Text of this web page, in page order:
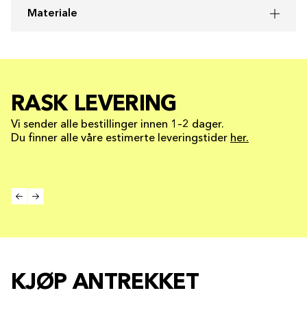
Materiale
RASK LEVERING
Vi sender alle bestillinger innen 1–2 dager.
Du finner alle våre estimerte leveringstider her.
KJØP ANTREKKET